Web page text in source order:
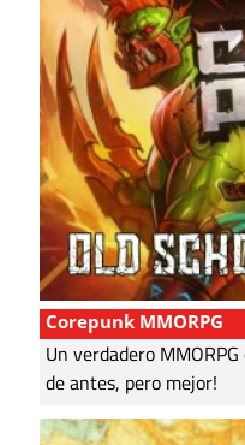
Corepunk MMORPG
Un verdadero
de antes, pero mejor!